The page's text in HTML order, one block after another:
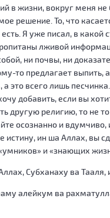
в жизни, вокруг меня
решение. То, что
есть. Я уже писал, в
лживой
ни почвы, ни
то предлагает выпить,
это всего лишь
добавить, если вы
другую религию, то не
осознанно и
истину, ин ша Аллах, вы
и «знающих
Субханаху ва
алейкум ва